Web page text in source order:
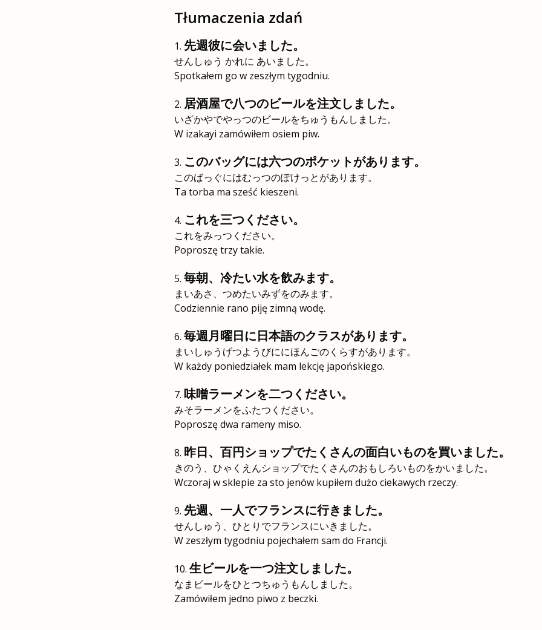
Tłumaczenia zdań
先週彼に会いました。
せんしゅう かれに あいました。
Spotkałem go w zeszłym tygodniu.
居酒屋で八つのビールを注文しました。
いざかやでやっつのビールをちゅうもんしました。
W izakayi zamówiłem osiem piw.
このバッグには六つのポケットがあります。
このばっぐにはむっつのぽけっとがあります。
Ta torba ma sześć kieszeni.
これを三つください。
これをみっつください。
Poproszę trzy takie.
毎朝、冷たい水を飲みます。
まいあさ、つめたいみずをのみます。
Codziennie rano piję zimną wodę.
毎週月曜日に日本語のクラスがあります。
まいしゅうげつようびににほんごのくらすがあります。
W każdy poniedziałek mam lekcję japońskiego.
味噌ラーメンを二つください。
みそラーメンをふたつください。
Poproszę dwa rameny miso.
昨日、百円ショップでたくさんの面白いものを買いました。
きのう、ひゃくえんショップでたくさんのおもしろいものをかいました。
Wczoraj w sklepie za sto jenów kupiłem dużo ciekawych rzeczy.
先週、一人でフランスに行きました。
せんしゅう、ひとりでフランスにいきました。
W zeszłym tygodniu pojechałem sam do Francji.
生ビールを一つ注文しました。
なまビールをひとつちゅうもんしました。
Zamówiłem jedno piwo z beczki.